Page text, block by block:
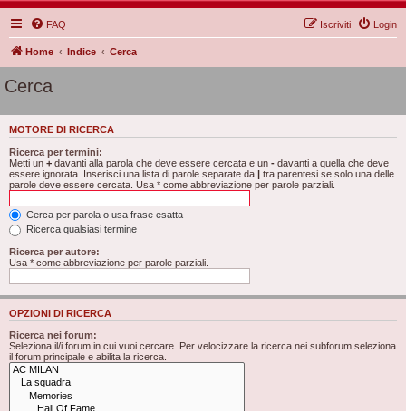
FAQ Login
Iscriviti
Home Indice Cerca
Cerca
MOTORE DI RICERCA
Ricerca per termini:
Metti un + davanti alla parola che deve essere cercata e un - davanti a quella che deve
essere ignorata. Inserisci una lista di parole separate da | tra parentesi se solo una delle
parole deve essere cercata. Usa * come abbreviazione per parole parziali.
Cerca per parola o usa frase esatta
Ricerca qualsiasi termine
Ricerca per autore:
Usa * come abbreviazione per parole parziali.
OPZIONI DI RICERCA
Ricerca nei forum:
Seleziona il/i forum in cui vuoi cercare. Per velocizzare la ricerca nei subforum seleziona
il forum principale e abilita la ricerca.